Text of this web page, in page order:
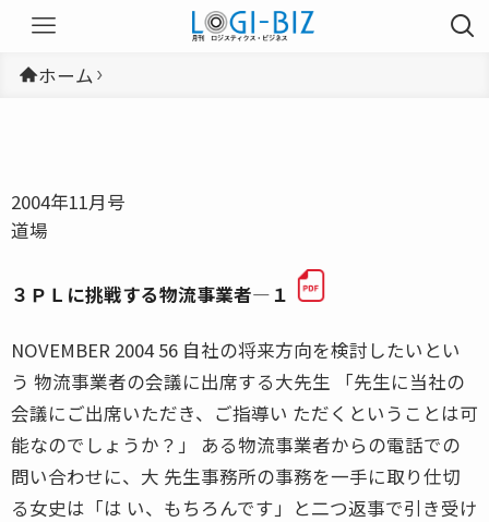
ホーム
2004年11月号
道場
３ＰＬに挑戦する物流事業者―１
NOVEMBER 2004 56 自社の将来方向を検討したいとい
う 物流事業者の会議に出席する大先生 「先生に当社の
会議にご出席いただき、ご指導い ただくということは可
能なのでしょうか？」 ある物流事業者からの電話での
問い合わせに、大 先生事務所の事務を一手に取り仕切
る女史は「は い、もちろんです」と二つ返事で引き受け